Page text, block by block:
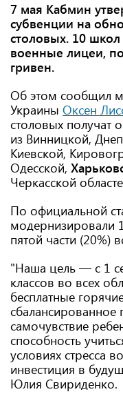
7 мая Кабмин
субвенции на
столовых. 10
военные лицеи,
гривен.
Об этом сообщил
Украины Оксен
столовых получат
из Винницкой,
Киевской,
Одесской,
Черкасской
По официальной
модернизировали
пятой части (20%)
"Наша цель — с 1
классов во всех
бесплатные
сбалансированное
самочувствие
способность
условиях стресса
инвестиция в
Юлия Свириденко.